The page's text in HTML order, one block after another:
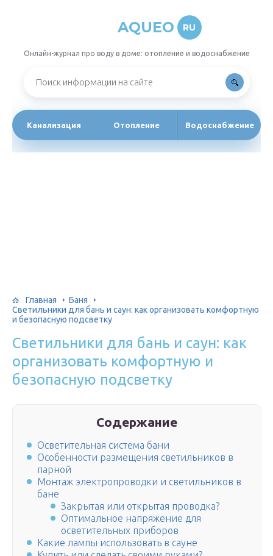
AQUEO RU
Онлайн-журнал про воду в доме: отопление и водоснабжение
Канализация Отопление Водоснабжение
Главная
Баня
Светильники для бань и саун: как организовать комфортную
и безопасную подсветку
Светильники для бань и саун: как
организовать комфортную и
безопасную подсветку
Содержание
Осветительная система бани
Особенности размещения светильников в
парной
Монтаж электропроводки и светильников в
бане
Закрытая или открытая проводка?
Оптимальное напряжение для
осветительных приборов
Какие лампы использовать в сауне